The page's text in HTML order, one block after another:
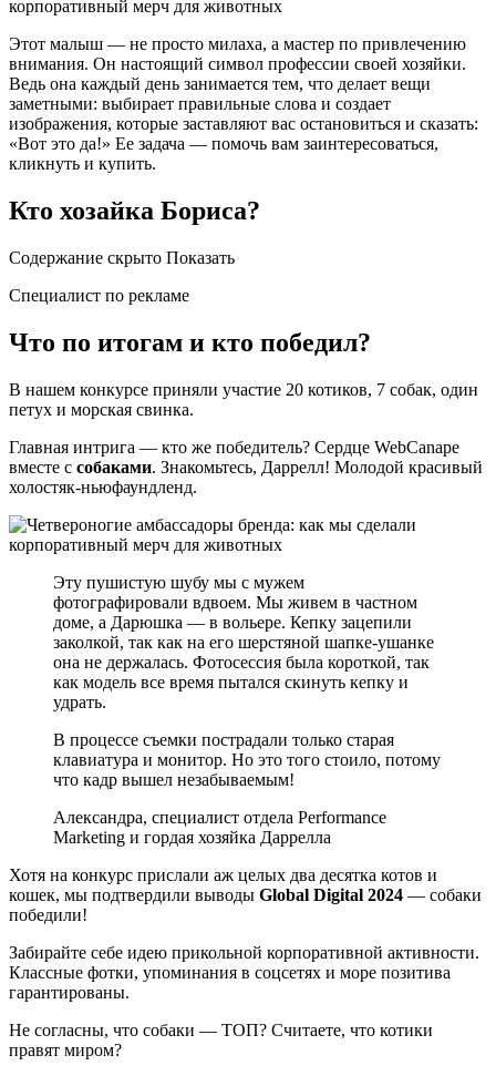
Этот малыш — не просто милаха, а мастер по привлечению
внимания. Он настоящий символ профессии своей хозяйки.
Ведь она каждый день занимается тем, что делает вещи
заметными: выбирает правильные слова и создает
изображения, которые заставляют вас остановиться и сказать:
«Вот это да!» Ее задача — помочь вам заинтересоваться,
кликнуть и купить.
Кто хозайка Бориса?
Содержание скрыто Показать
Специалист по рекламе
Что по итогам и кто победил?
В нашем конкурсе приняли участие 20 котиков, 7 собак, один
петух и морская свинка.
Главная интрига — кто же победитель? Сердце WebCanape
вместе с собаками. Знакомьтесь, Даррелл! Молодой красивый
холостяк-ньюфаундленд.
Эту пушистую шубу мы с мужем
фотографировали вдвоем. Мы живем в частном
доме, а Дарюшка — в вольере. Кепку зацепили
заколкой, так как на его шерстяной шапке-ушанке
она не держалась. Фотосессия была короткой, так
как модель все время пытался скинуть кепку и
удрать.
В процессе съемки пострадали только старая
клавиатура и монитор. Но это того стоило, потому
что кадр вышел незабываемым!
Александра, специалист отдела Performance
Marketing и гордая хозяйка Даррелла
Хотя на конкурс прислали аж целых два десятка котов и
кошек, мы подтвердили выводы Global Digital 2024 — собаки
победили!
Забирайте себе идею прикольной корпоративной активности.
Классные фотки, упоминания в соцсетях и море позитива
гарантированы.
Не согласны, что собаки — ТОП? Считаете, что котики
правят миром?